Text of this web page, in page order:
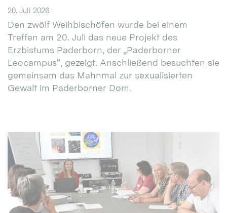
20. Juli 2026
Den zwölf Weihbischöfen wurde bei einem
Treffen am 20. Juli das neue Projekt des
Erzbistums Paderborn, der „Paderborner
Leocampus“, gezeigt. Anschließend besuchten sie
gemeinsam das Mahnmal zur sexualisierten
Gewalt im Paderborner Dom.